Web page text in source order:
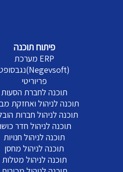
פיתוח תוכנה
מערכת ERP
נגבסופט(Negevsoft)
פריוריטי
תוכנה לחברת הסעות
תוכנה לניהול ואחזקת
תוכנה לניהול חברות
תוכנה לניהול חדר
תוכנה לניהול חנויות
תוכנה לניהול מחסן
תוכנה לניהול מטלות